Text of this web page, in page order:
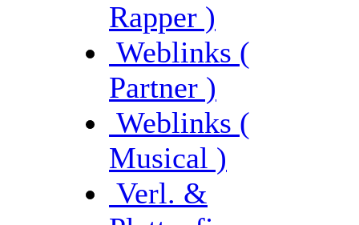
Rapper )
Weblinks (
Partner )
Weblinks (
Musical )
Verl. &